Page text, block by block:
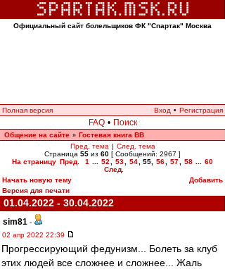
Официальный сайт болельщиков ФК "Спартак" Москва
Полная версия Вход • Регистрация
FAQ • Поиск
Общение на сайте » Гостевая книга ВВ
Пред. тема | След. тема
Страница 55 из 60 [ Сообщений: 2967 ]
На страницу Пред. 1 52 53 54 55 56 57 58
60
След.
Начать новую тему
Добавить
Версия для печати
01.04.2022 - 30.04.2022
sim81 -
02 апр 2022 22:39
Прогрессирующий федунизм... Болеть за клуб
этих людей все сложнее и сложнее... Жаль